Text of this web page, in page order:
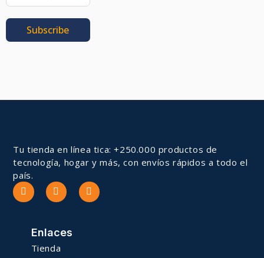
Subscribe
Tu tienda en línea tica: +250.000 productos de
tecnología, hogar y más, con envíos rápidos a todo el
país.
Enlaces
Tienda